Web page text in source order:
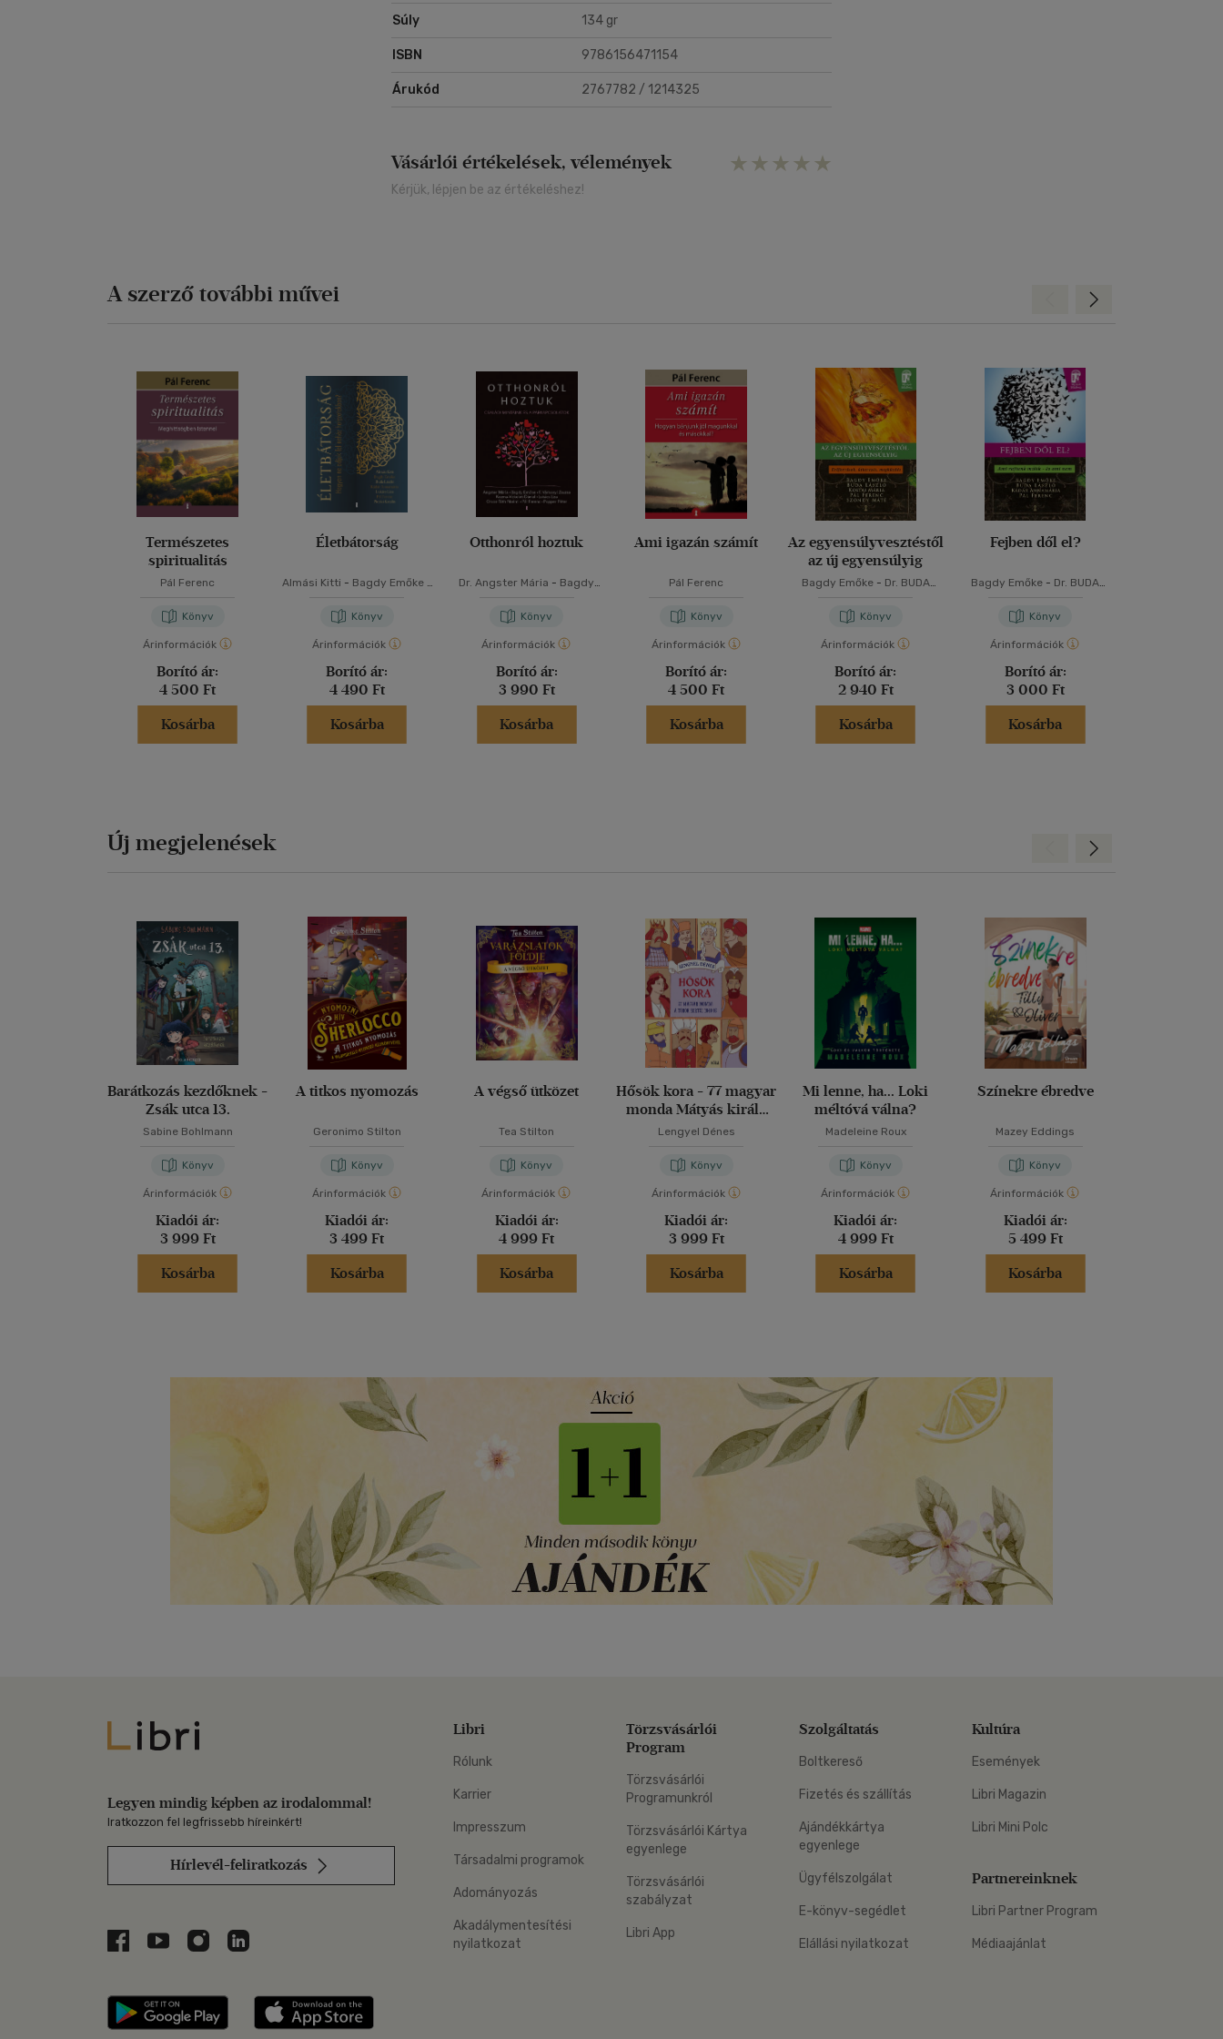
Súly 134 gr
ISBN 9786156471154
Árukód 2767782 / 1214325
Vásárlói értékelések, vélemények
Kérjük, lépjen be az értékeléshez!
A szerző további művei
Természetes
spiritualitás
Pál Ferenc
Könyv
Árinformációk
Borító ár:
4 500 Ft
Kosárba
Életbátorság
Almási Kitti - Bagdy Emőke-
Annamária- Lukács Liza
Ferenc-
Könyv
Árinformációk
Borító ár:
4 490 Ft
Kosárba
Otthonról hoztuk
Dr. Angster Mária - Bagdy
Kozma-Vízkeleti Dániel
Lukács Liza
Noémi-Pál Ferenc-Popper
Könyv
Árinformációk
Borító ár:
3 990 Ft
Kosárba
Ami igazán számít
Pál Ferenc
Könyv
Árinformációk
Borító ár:
4 500 Ft
Kosárba
Az egyensúlyvesztéstől
az új egyensúlyig
Bagdy Emőke- Dr. BUDA
Ferenc- Szondy Máté
Könyv
Árinformációk
Borító ár:
2 940 Ft
Kosárba
Fejben dől el?
Bagdy Emőke - Dr. BUDA
Pál Ferenc
Könyv
Árinformációk
Borító ár:
3 000 Ft
Kosárba
Előre
Új megjelenések
Barátkozás kezdőknek -
Zsák utca 13.
Sabine Bohlmann
Könyv
Árinformációk
Kiadói ár:
3 999 Ft
Kosárba
A titkos nyomozás
Geronimo Stilton
Könyv
Árinformációk
Kiadói ár:
3 499 Ft
Kosárba
A végső ütközet
Tea Stilton
Könyv
Árinformációk
Kiadói ár:
4 999 Ft
Kosárba
Hősök kora - 77 magyar
monda Mátyás király
korától 1848-ig
Lengyel Dénes
Könyv
Árinformációk
Kiadói ár:
3 999 Ft
Kosárba
Mi lenne, ha... Loki
méltóvá válna?
Madeleine Roux
Könyv
Árinformációk
Kiadói ár:
4 999 Ft
Kosárba
Színekre ébredve
Mazey Eddings
Könyv
Árinformációk
Kiadói ár:
5 499 Ft
Kosárba
Előre
Libri
Legyen mindig képben az irodalommal!
Iratkozzon fel legfrissebb híreinkért!
Hírlevél-feliratkozás
Libri a Facebookon
Libri a Youtube-on
Libri az Instagramon
Libri a LinkedInen
Libri applikáció Szerezd meg: Google Play
Libri
Rólunk
Karrier
Impresszum
Társadalmi programok
Adományozás
Akadálymentesítési
nyilatkozat
Törzsvásárlói
Program
Törzsvásárlói
Programunkról
Törzsvásárlói Kártya
egyenlege
Törzsvásárlói
szabályzat
Libri App
Szolgáltatás
Boltkereső
Fizetés és szállítás
Ajándékkártya
egyenlege
Ügyfélszolgálat
E-könyv-segédlet
Elállási nyilatkozat
Kultúra
Események
Libri Magazin
Libri Mini Polc
Partnereinknek
Libri Partner Program
Médiaajánlat